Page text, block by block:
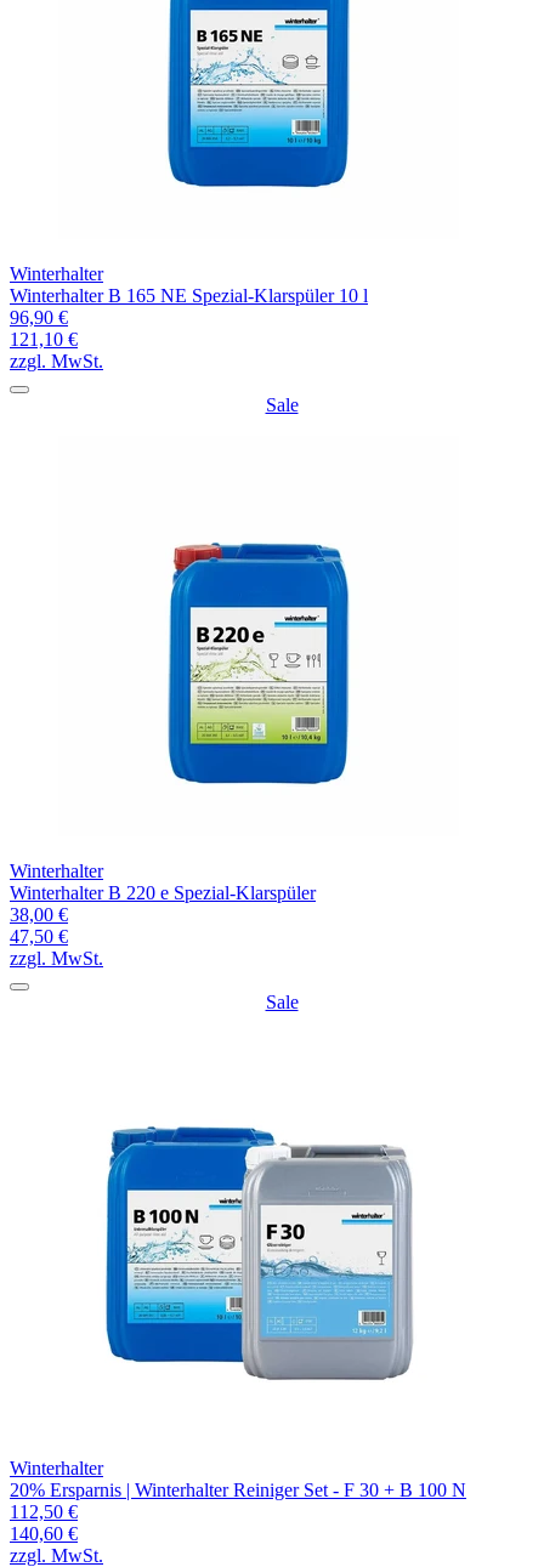
Winterhalter
Winterhalter B 165 NE Spezial-Klarspüler 10 l
96,90 €
121,10 €
zzgl. MwSt.
Sale
Winterhalter
Winterhalter B 220 e Spezial-Klarspüler
38,00 €
47,50 €
zzgl. MwSt.
Sale
Winterhalter
20% Ersparnis | Winterhalter Reiniger Set - F 30 + B 100 N
112,50 €
140,60 €
zzgl. MwSt.